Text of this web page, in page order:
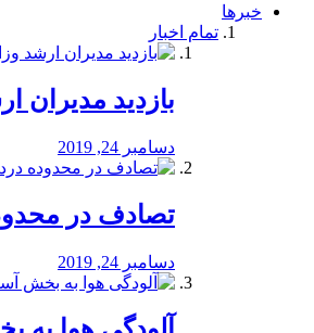
خبرها
تمام اخبار
بازدید مدیران
دسامبر 24, 2019
تصادف در
دسامبر 24, 2019